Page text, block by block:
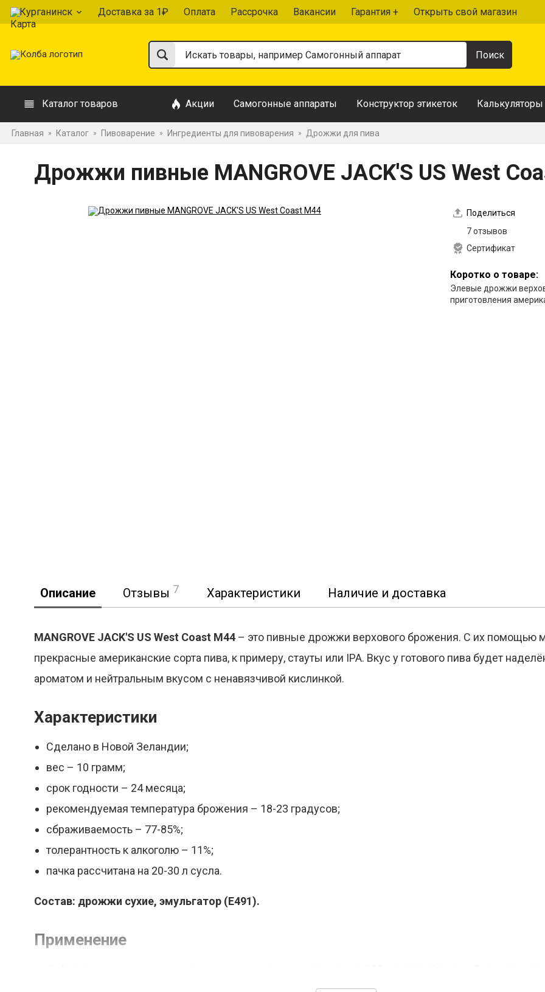
Курганинск Доставка за 1₽ Оплата Рассрочка Вакансии Гарантия + Открыть свой магазин
Каталог товаров Акции Самогонные аппараты Конструктор этикеток Калькуляторы
Главная » Каталог » Пивоварение » Ингредиенты для пивоварения » Дрожжи для пива
Дрожжи пивные MANGROVE JACK'S US West
Поделиться
7 отзывов
Сертификат
Коротко о товаре:
Элевые дрожжи
приготовления
Описание Отзывы 7 Характеристики Наличие и доставка
MANGROVE JACK'S US West Coast M44 – это пивные дрожжи верхового брожения. С их помощью
прекрасные американские сорта пива, к примеру, стауты или IPA. Вкус у готового пива будет
ароматом и нейтральным вкусом с ненавязчивой кислинкой.
Характеристики
Сделано в Новой Зеландии;
вес – 10 грамм;
срок годности – 24 месяца;
рекомендуемая температура брожения – 18-23 градусов;
сбраживаемость – 77-85%;
толерантность к алкоголю – 11%;
пачка рассчитана на 20-30 л сусла.
Состав: дрожжи сухие, эмульгатор (Е491).
Применение